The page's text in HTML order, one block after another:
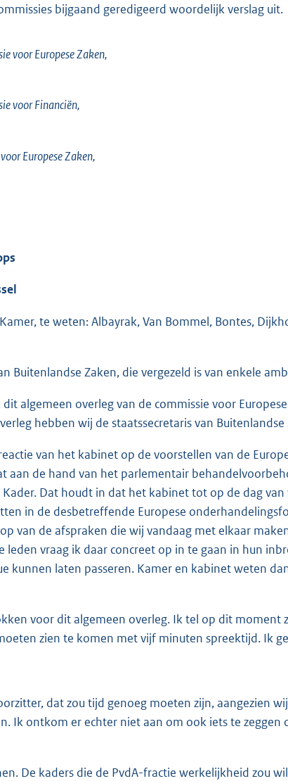
bijgaand geredigeerd woordelijk verslag uit.
voor Europese Zaken,
voor Financiën,
Europese Zaken,
te weten: Albayrak, Van Bommel, Bontes,
Buitenlandse Zaken, die vergezeld is van enkele
algemeen overleg van de commissie voor
hebben wij de staatssecretaris van
van het kabinet op de voorstellen van de
aan de hand van het parlementair
Dat houdt in dat het kabinet tot op de dag
in de desbetreffende Europese
van de afspraken die wij vandaag met elkaar
leden vraag ik daar concreet op in te gaan in hun
kunnen laten passeren. Kamer en kabinet weten
voor dit algemeen overleg. Ik tel op dit moment
zien te komen met vijf minuten spreektijd. Ik
dat zou tijd genoeg moeten zijn, aangezien
Ik ontkom er echter niet aan om ook iets te zeggen
De kaders die de PvdA-fractie werkelijkheid zou